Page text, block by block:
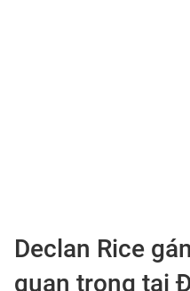
Declan Rice
quan trọng tại